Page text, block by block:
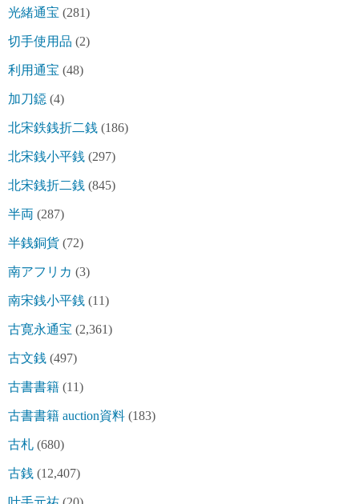
光緒通宝 (281)
切手使用品 (2)
利用通宝 (48)
加刀鐚 (4)
北宋鉄銭折二銭 (186)
北宋銭小平銭 (297)
北宋銭折二銭 (845)
半両 (287)
半銭銅貨 (72)
南アフリカ (3)
南宋銭小平銭 (11)
古寛永通宝 (2,361)
古文銭 (497)
古書書籍 (11)
古書書籍 auction資料 (183)
古札 (680)
古銭 (12,407)